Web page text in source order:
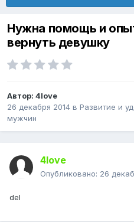
Нужна помощь и
вернуть девушку
Автор: 4love
26 декабря 2014 в Pазвитие и
мужчин
4love
Опубликовано: 26
del